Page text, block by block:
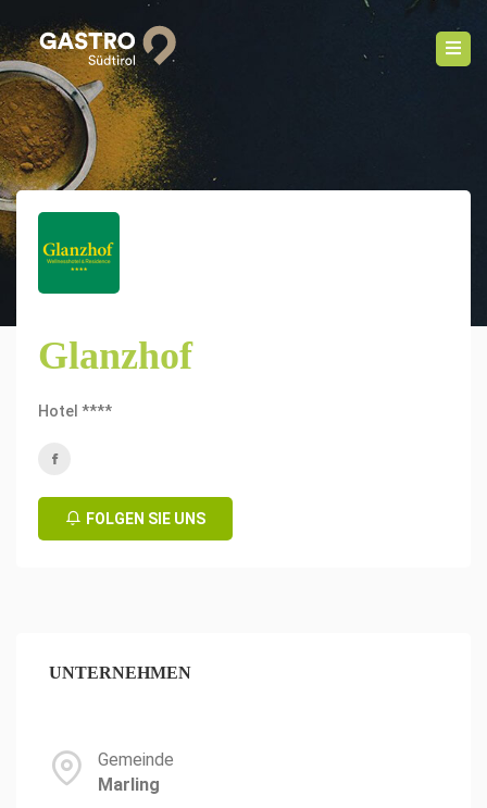
Glanzhof
Hotel ****
FOLGEN SIE UNS
UNTERNEHMEN
Gemeinde
Marling